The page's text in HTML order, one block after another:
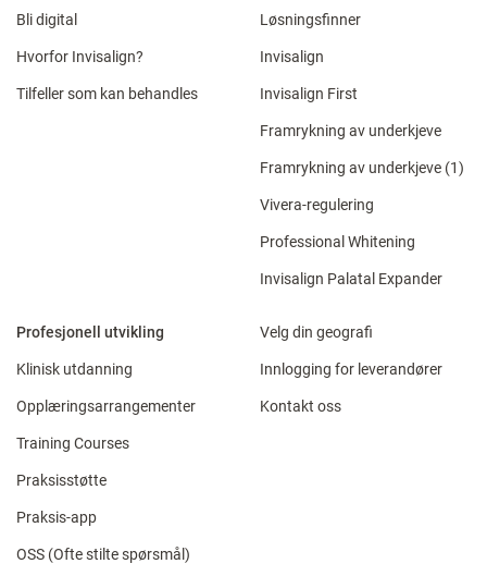
Bli digital
Hvorfor Invisalign?
Tilfeller som kan behandles
Løsningsfinner
Invisalign
Invisalign First
Framrykning av underkjeve
Framrykning av underkjeve (1)
Vivera-regulering
Professional Whitening
Invisalign Palatal Expander
Profesjonell utvikling
Klinisk utdanning
Opplæringsarrangementer
Training Courses
Praksisstøtte
Praksis-app
OSS (Ofte stilte spørsmål)
Velg din geografi
Innlogging for leverandører
Kontakt oss